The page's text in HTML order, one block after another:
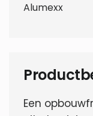
Alumexx
Een